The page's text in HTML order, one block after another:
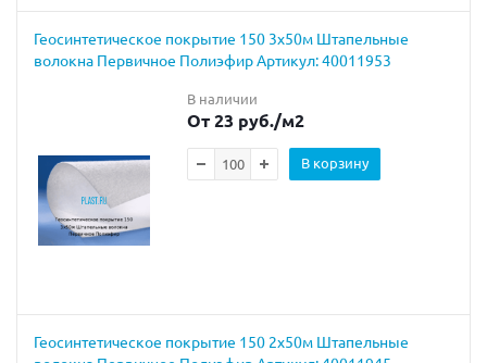
Геосинтетическое покрытие 150 3х50м Штапельные
волокна Первичное Полиэфир Артикул: 40011953
В наличии
От 23 руб./м2
В корзину
Геосинтетическое покрытие 150 2х50м Штапельные